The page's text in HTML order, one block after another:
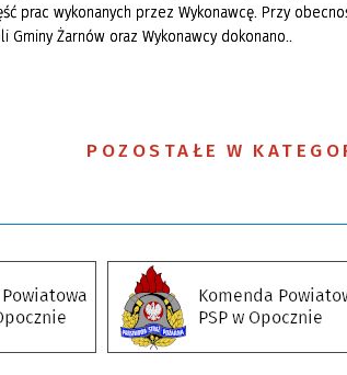
prac wykonanych przez Wykonawcę. Przy
Żarnów oraz Wykonawcy dokonano..
POZOSTAŁE W